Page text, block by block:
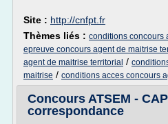
Site : http://cnfpt.fr
Thèmes liés : conditions concours
epreuve concours agent de maitrise
agent de maitrise territorial /
maitrise / conditions acces concours
Concours ATSEM -
correspondance